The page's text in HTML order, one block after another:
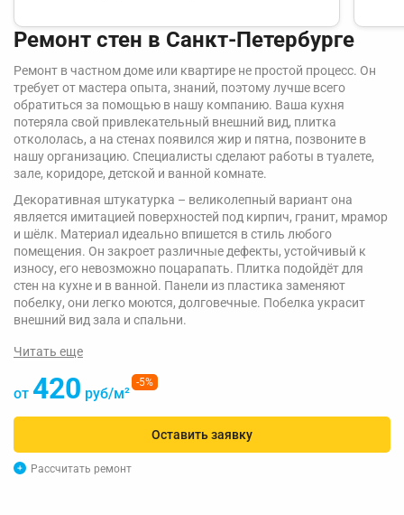
Ремонт стен в Санкт-Петербурге
Ремонт в частном доме или квартире не простой процесс. Он
требует от мастера опыта, знаний, поэтому лучше всего
обратиться за помощью в нашу компанию. Ваша кухня
потеряла свой привлекательный внешний вид, плитка
откололась, а на стенах появился жир и пятна, позвоните в
нашу организацию. Специалисты сделают работы в туалете,
зале, коридоре, детской и ванной комнате.
Декоративная штукатурка – великолепный вариант она
является имитацией поверхностей под кирпич, гранит, мрамор
и шёлк. Материал идеально впишется в стиль любого
помещения. Он закроет различные дефекты, устойчивый к
износу, его невозможно поцарапать. Плитка подойдёт для
стен на кухне и в ванной. Панели из пластика заменяют
побелку, они легко моются, долговечные. Побелка украсит
внешний вид зала и спальни.
Читать еще
от 420 руб/м²
-5%
Оставить заявку
Рассчитать ремонт